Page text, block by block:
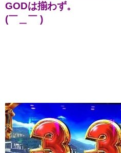
GODは揃わず。
(￣＿￣ )